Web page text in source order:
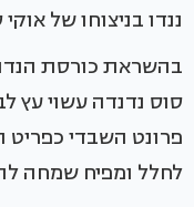
ננדו בניצוחו של
סוס נדנדה עשוי עץ
פרונט השבדי
לחלל ומפיח שמחה